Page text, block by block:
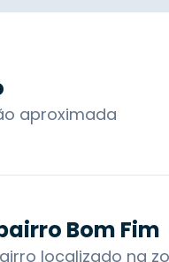
aproximada
Bom Fim